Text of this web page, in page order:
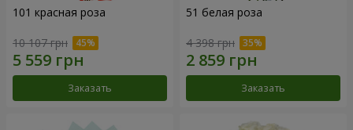
101 красная роза
10 107 грн
Заказать
51 белая роза
4 398 грн
Заказать